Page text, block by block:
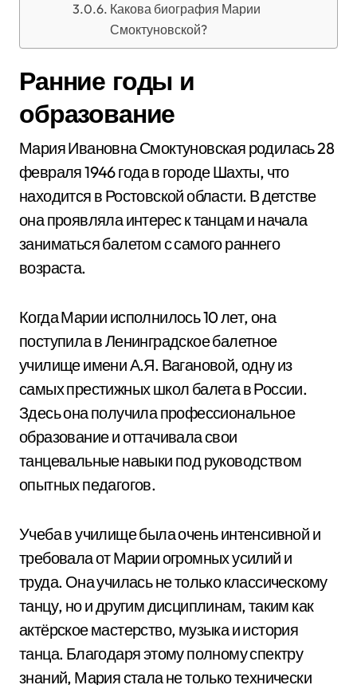
Какова биография Марии
Смоктуновской?
Ранние годы и
образование
Мария Ивановна Смоктуновская родилась 28
февраля 1946 года в городе Шахты, что
находится в Ростовской области. В детстве
она проявляла интерес к танцам и начала
заниматься балетом с самого раннего
возраста.
Когда Марии исполнилось 10 лет, она
поступила в Ленинградское балетное
училище имени А.Я. Вагановой, одну из
самых престижных школ балета в России.
Здесь она получила профессиональное
образование и оттачивала свои
танцевальные навыки под руководством
опытных педагогов.
Учеба в училище была очень интенсивной и
требовала от Марии огромных усилий и
труда. Она училась не только классическому
танцу, но и другим дисциплинам, таким как
актёрское мастерство, музыка и история
танца. Благодаря этому полному спектру
знаний, Мария стала не только технически